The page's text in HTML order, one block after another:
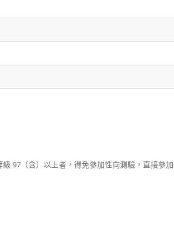
97（含）以上者，得免參加性向測驗，直接參加